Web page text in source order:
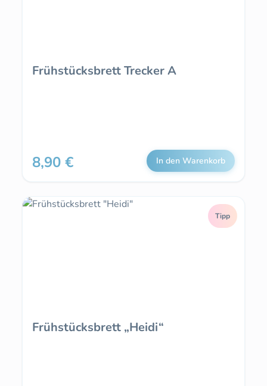
Frühstücksbrett Trecker A
Regulärer Preis:
8,90 € In den Warenkorb
Tipp
Frühstücksbrett „Heidi“